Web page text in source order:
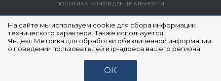
На сайте мы используем cookie для сбора информации
технического характера. Также используется
Яндекс.Метрика для обработки обезличенной информации
о поведении пользователей и ip-адреса вашего региона.
ОК
ВЕРСИЯ ДЛЯ ПЕЧАТИ
ПОЛИТИКА КОНФИДЕНЦИАЛЬНОСТИ
© 2014- 2026 ЮЭСКОМ